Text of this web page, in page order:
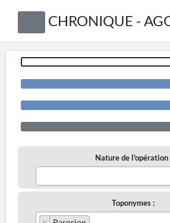
CHRONIQUE -
Nature de l'opération
Toponymes :